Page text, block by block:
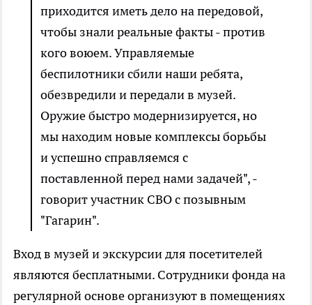
приходится иметь дело на передовой,
чтобы знали реальные факты - против
кого воюем. Управляемые
беспилотники сбили наши ребята,
обезвредили и передали в музей.
Оружие быстро модернизируется, но
мы находим новые комплексы борьбы
и успешно справляемся с
поставленной перед нами задачей", -
говорит участник СВО с позывным
"Гагарин".
Вход в музей и экскурсии для посетителей
являются бесплатными. Сотрудники фонда на
регулярной основе организуют в помещениях